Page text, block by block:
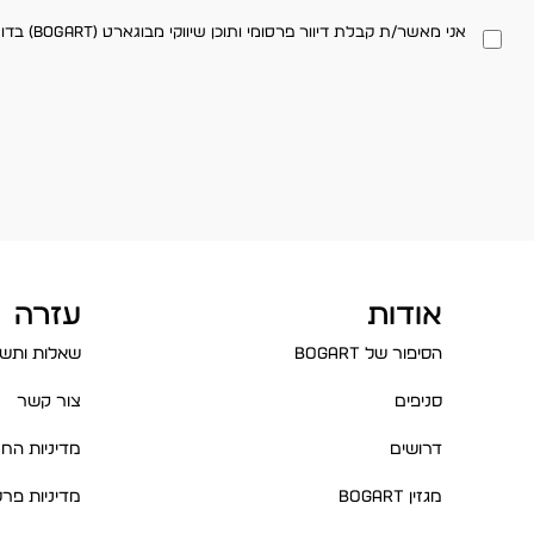
אני מאשר/ת קבלת דיוור פרסומי ותוכן שיווקי מבוגארט (BOGART) בדוא"ל ו/או במסרון, בהתאם למדיניות הפרטיות באתר. ניתן לבטל את ההסכמה בכל עת.
אודות
הסיפור של BOGART
סניפים
דרושים
מגזין BOGART
עזרה
שאלות
צור קשר
מדיניות
מדיניות